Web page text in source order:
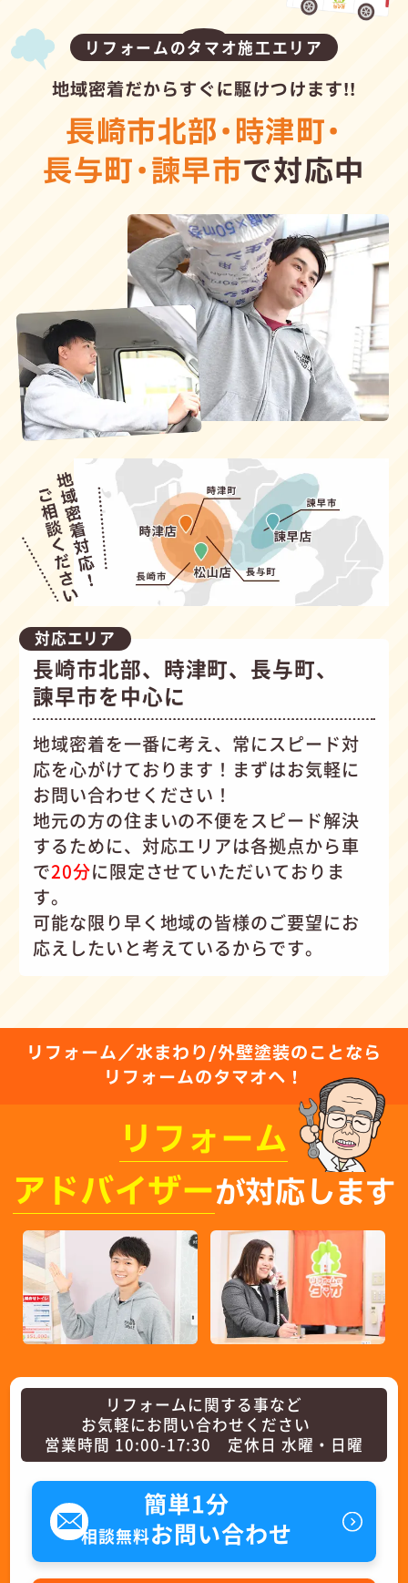
リフォームのタマオ施工エリア
地域密着だからすぐに駆けつけます!!
長崎市北部・時津町・
長与町・諫早市で対応中
対応エリア
長崎市北部、時津町、長与町、
諫早市を中心に
地域密着を一番に考え、常にスピード対
応を心がけております！まずはお気軽に
お問い合わせください！
地元の方の住まいの不便をスピード解決
するために、対応エリアは各拠点から車
で20分に限定させていただいておりま
す。
可能な限り早く地域の皆様のご要望にお
応えしたいと考えているからです。
リフォーム／水まわり/外壁塗装のことなら
リフォームのタマオへ！
リフォーム
アドバイザーが対応します
リフォームに関する事など
お気軽にお問い合わせください
営業時間 10:00-17:30 定休日 水曜・日曜
簡単1分
相談無料お問い合わせ